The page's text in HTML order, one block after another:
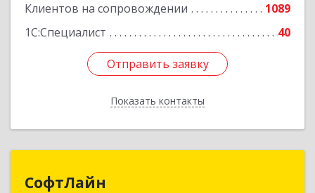
Клиентов на сопровождении
1089
1С:Специалист
40
Отправить заявку
Показать контакты
Подробнее
Отправить заявку
Назад
СофтЛайн